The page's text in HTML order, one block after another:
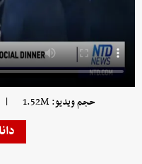
حجم ویدیو: 1.52M |